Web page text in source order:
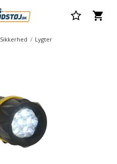
Lygter